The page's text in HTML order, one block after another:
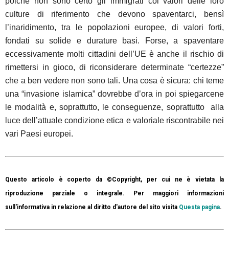
culture di riferimento che devono spaventarci, bensì
l’inaridimento, tra le popolazioni europee, di valori forti,
fondati su solide e durature basi. Forse, a spaventare
eccessivamente molti cittadini dell’UE è anche il rischio di
rimettersi in gioco, di riconsiderare determinate “certezze”
che a ben vedere non sono tali. Una cosa è sicura: chi teme
una “invasione islamica” dovrebbe d’ora in poi spiegarcene
le modalità e, soprattutto, le conseguenze, soprattutto alla
luce dell’attuale condizione etica e valoriale riscontrabile nei
vari Paesi europei.
Questo articolo è coperto da ©Copyright, per cui ne è vietata la
riproduzione parziale o integrale. Per maggiori informazioni
sull'informativa in relazione al diritto d'autore del sito visita Questa pagina.